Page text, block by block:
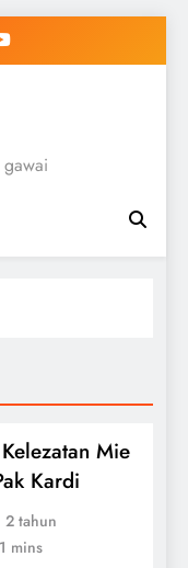
Mie
Kardi
2 tahun
1 mins